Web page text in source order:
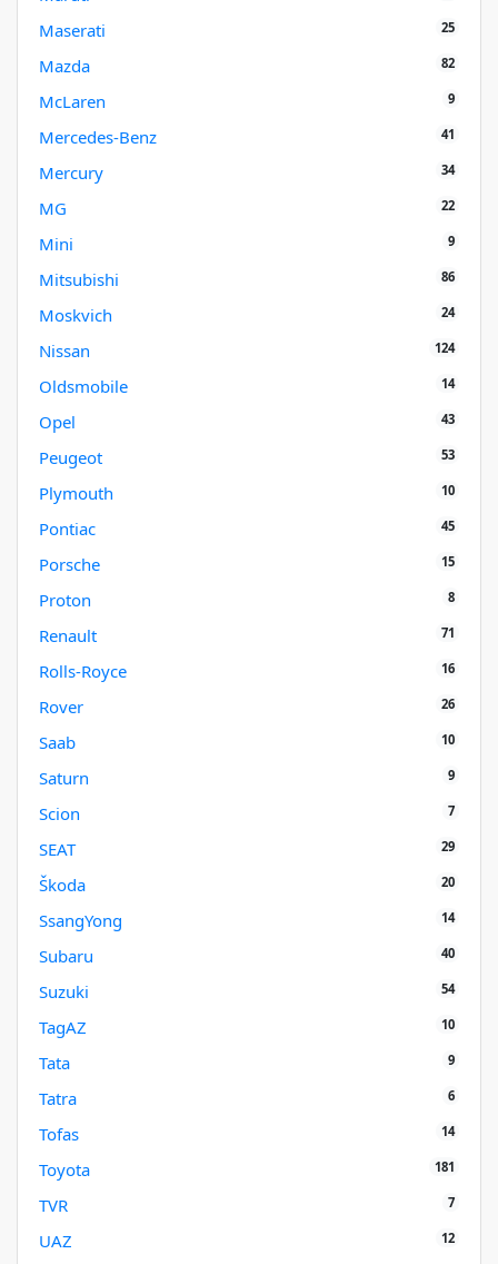
Maserati 25
Mazda 82
McLaren 9
Mercedes-Benz 41
Mercury 34
MG 22
Mini 9
Mitsubishi 86
Moskvich 24
Nissan 124
Oldsmobile 14
Opel 43
Peugeot 53
Plymouth 10
Pontiac 45
Porsche 15
Proton 8
Renault 71
Rolls-Royce 16
Rover 26
Saab 10
Saturn 9
Scion 7
SEAT 29
Škoda 20
SsangYong 14
Subaru 40
Suzuki 54
TagAZ 10
Tata 9
Tatra 6
Tofas 14
Toyota 181
TVR 7
UAZ 12